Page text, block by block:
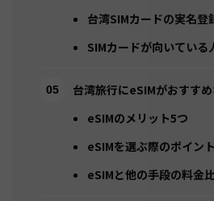
台湾SIMカードの実名登
SIMカードが向いている
台湾旅行にeSIMがおすす
eSIMのメリット5つ
eSIMを選ぶ際のポイント
eSIMと他の手段の料金